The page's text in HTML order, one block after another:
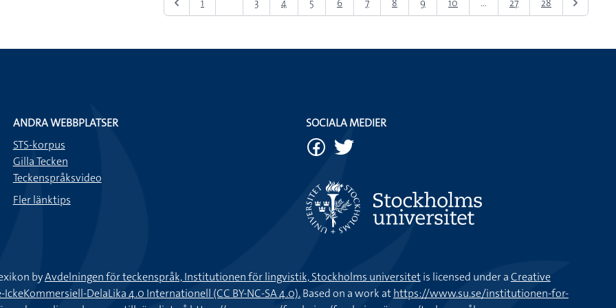
1 3 4 5 6 7 8 9 10 ... 27 28
ANDRA WEBBPLATSER
STS-korpus
Gilla Tecken
Teckenspråksvideo
Fler länktips
SOCIALA MEDIER
byAvdelningen för teckenspråk, Institutionen för lingvistik, Stockholms universitetis licensed under aCreative
DelaLika 4.0 Internationell (CC BY-NC-SA 4.0).Based on a work athttps://www.su.se/institutionen-for-